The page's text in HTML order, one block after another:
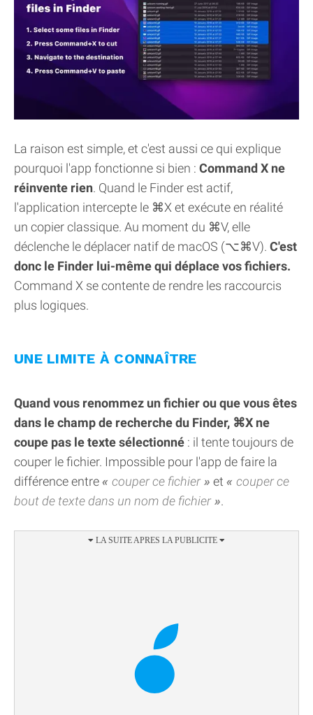
La raison est simple, et c'est aussi ce qui explique
pourquoi l'app fonctionne si bien : Command X ne
réinvente rien. Quand le Finder est actif,
l'application intercepte le ⌘X et exécute en réalité
un copier classique. Au moment du ⌘V, elle
déclenche le déplacer natif de macOS (⌥⌘V). C'est
donc le Finder lui-même qui déplace vos fichiers.
Command X se contente de rendre les raccourcis
plus logiques.
UNE LIMITE À CONNAÎTRE
Quand vous renommez un fichier ou que vous êtes
dans le champ de recherche du Finder, ⌘X ne
coupe pas le texte sélectionné : il tente toujours de
couper le fichier. Impossible pour l'app de faire la
différence entre
couper ce fichier et
couper ce
bout de texte dans un nom de fichier
.